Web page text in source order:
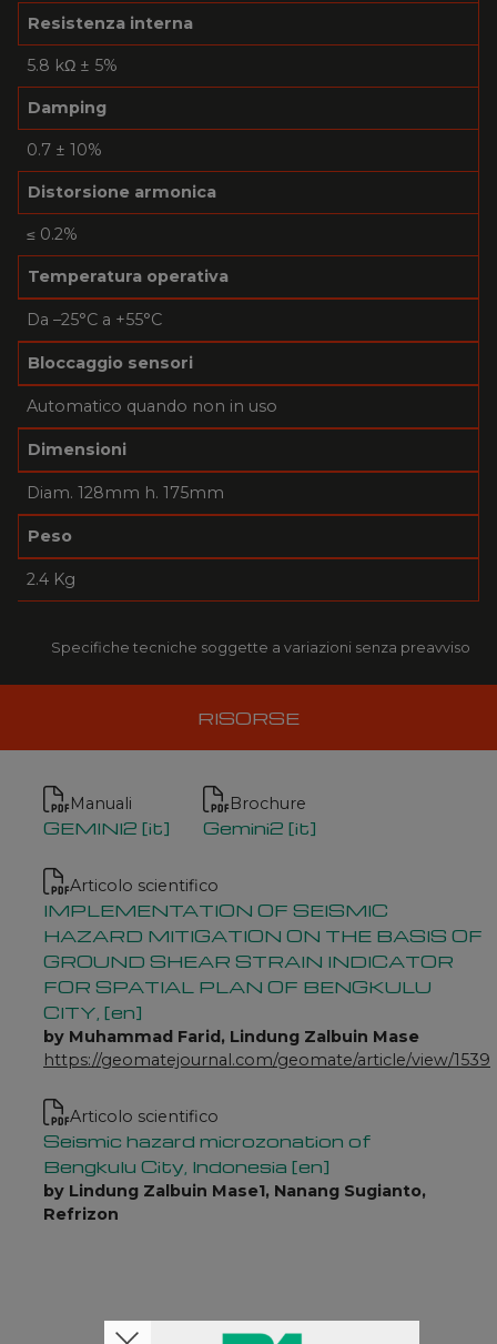
Resistenza interna
5.8 kΩ ± 5%
Damping
0.7 ± 10%
Distorsione armonica
≤ 0.2%
Temperatura operativa
Da –25°C a +55°C
Bloccaggio sensori
Automatico quando non in uso
Dimensioni
Diam. 128mm h. 175mm
Peso
2.4 Kg
Specifiche tecniche soggette a variazioni senza preavviso
RISORSE
Manuali
GEMINI2 [it]
Brochure
Gemini2 [it]
Articolo scientifico
IMPLEMENTATION OF SEISMIC
HAZARD MITIGATION ON THE BASIS OF
GROUND SHEAR STRAIN INDICATOR
FOR SPATIAL PLAN OF BENGKULU
CITY, [en]
by Muhammad Farid, Lindung Zalbuin Mase
https://geomatejournal.com/geomate/article/view/1539
Articolo scientifico
Seismic hazard microzonation of
Bengkulu City, Indonesia [en]
by Lindung Zalbuin Mase1, Nanang Sugianto,
Refrizon